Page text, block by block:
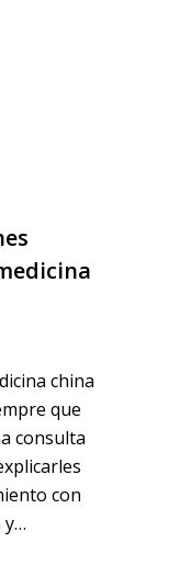
china
que
consulta
con
y…